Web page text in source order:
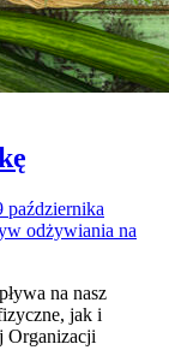
października
odżywiania na
na nasz
jak i
Organizacji